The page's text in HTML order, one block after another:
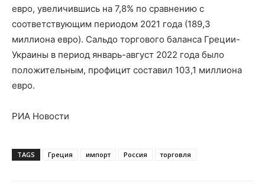
евро, увеличившись на 7,8% по сравнению с
соответствующим периодом 2021 года (189,3
миллиона евро). Сальдо торгового баланса Греции-
Украины в период январь-август 2022 года было
положительным, профицит составил 103,1 миллиона
евро.
РИА Новости
TAGS Греция импорт Россия торговля